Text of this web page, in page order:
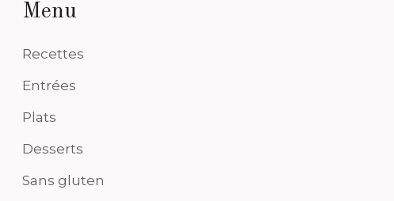
Menu
Recettes
Entrées
Plats
Desserts
Sans gluten